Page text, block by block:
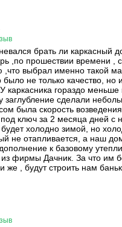
брать ли каркасный
,по прошествии времени ,
,что выбрал именно такой
не только качество, но
каркасника гораздо меньше
заглубление сделали
была скорость
ключ за 2 месяца дней с
холодно зимой, но
не отапливается, а наш
к базовому
фирмы Дачник. За что им
же , будут строить нам